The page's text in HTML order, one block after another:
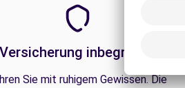
Versicherung inbegriffen
Sie mit ruhigem Gewissen. Die